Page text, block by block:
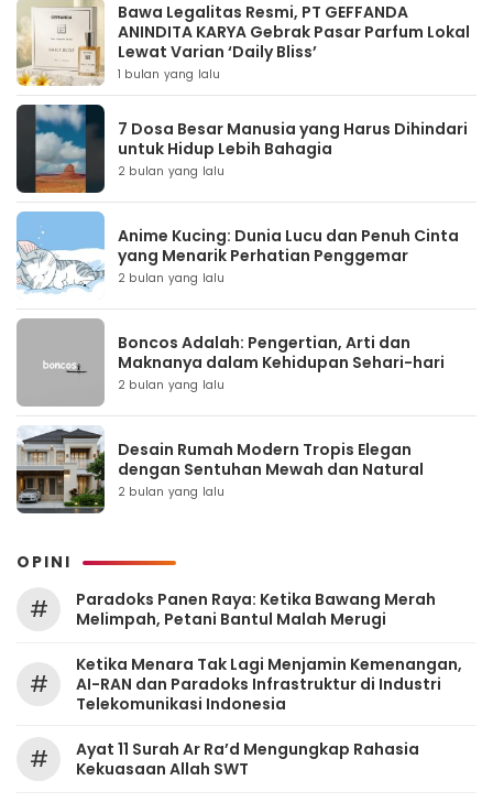
Bawa Legalitas Resmi, PT GEFFANDA
ANINDITA KARYA Gebrak Pasar Parfum Lokal
Lewat Varian ‘Daily Bliss’
1 bulan yang lalu
7 Dosa Besar Manusia yang Harus Dihindari
untuk Hidup Lebih Bahagia
2 bulan yang lalu
Anime Kucing: Dunia Lucu dan Penuh Cinta
yang Menarik Perhatian Penggemar
2 bulan yang lalu
Boncos Adalah: Pengertian, Arti dan
Maknanya dalam Kehidupan Sehari-hari
2 bulan yang lalu
Desain Rumah Modern Tropis Elegan
dengan Sentuhan Mewah dan Natural
2 bulan yang lalu
OPINI
#
Paradoks Panen Raya: Ketika Bawang Merah
Melimpah, Petani Bantul Malah Merugi
#
Ketika Menara Tak Lagi Menjamin Kemenangan,
AI-RAN dan Paradoks Infrastruktur di Industri
Telekomunikasi Indonesia
#
Ayat 11 Surah Ar Ra’d Mengungkap Rahasia
Kekuasaan Allah SWT